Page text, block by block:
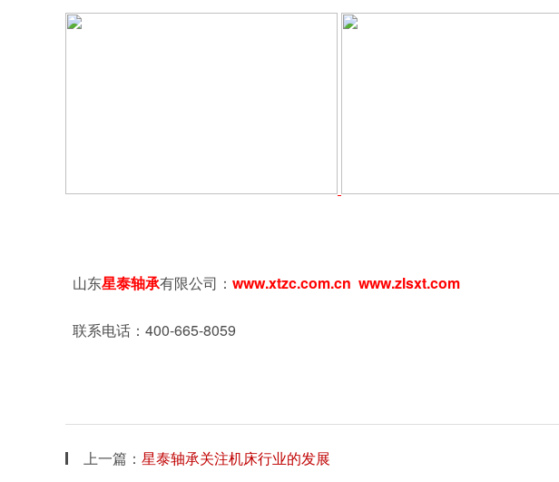
山东星泰轴承有限公司： www.xtzc.com.cn www.zlsxt.com
联系电话： 400-665-8059
上一篇： 星泰轴承关注机床行业的发展